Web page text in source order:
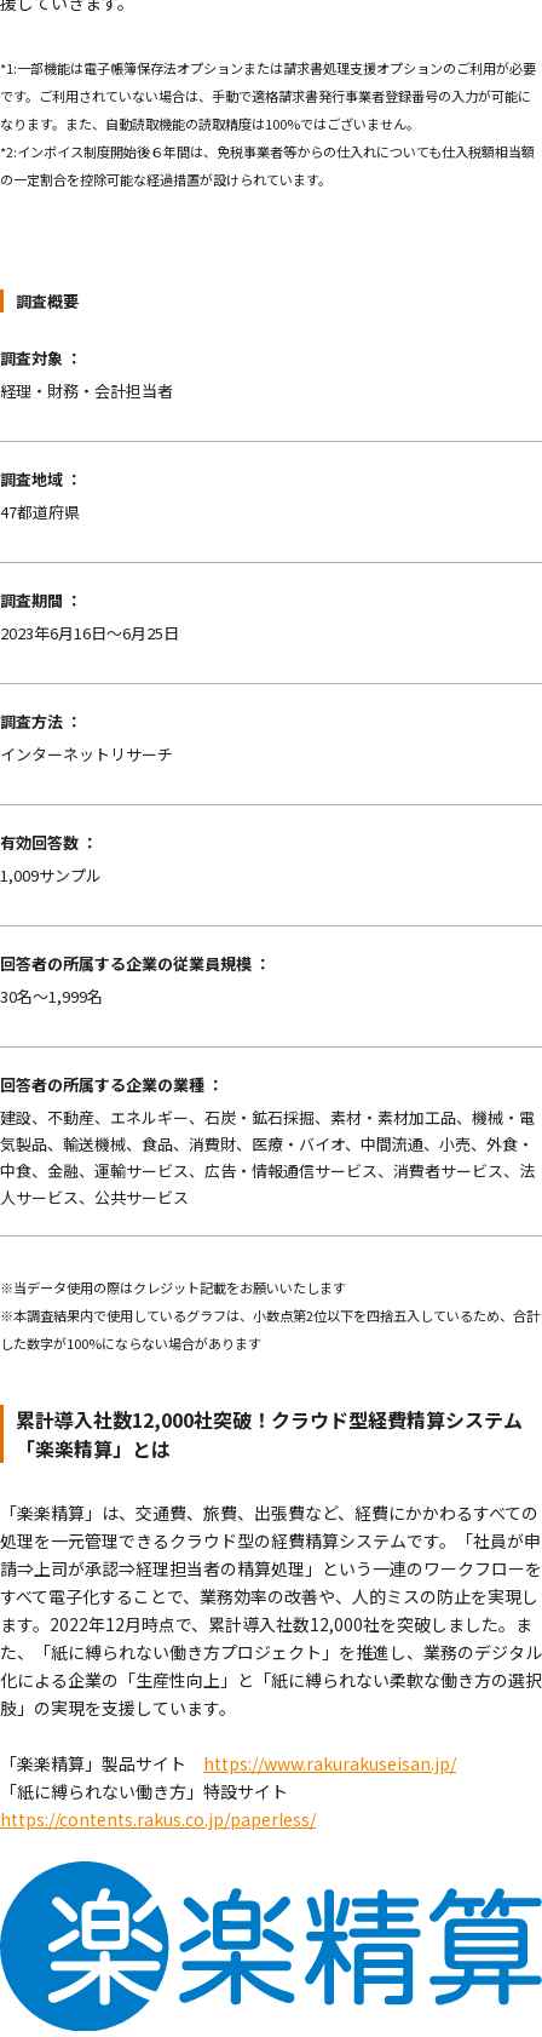
*1:一部機能は電子帳簿保存法オプションまたは請求書処理支援オプションのご利用が必要
です。ご利用されていない場合は、手動で適格請求書発行事業者登録番号の入力が可能に
なります。また、自動読取機能の読取精度は100%ではございません。
*2:インボイス制度開始後６年間は、免税事業者等からの仕入れについても仕入税額相当額
の一定割合を控除可能な経過措置が設けられています。
調査概要
調査対象 ：
経理・財務・会計担当者
調査地域 ：
47都道府県
調査期間 ：
2023年6月16日～6月25日
調査方法 ：
インターネットリサーチ
有効回答数 ：
1,009サンプル
回答者の所属する企業の従業員規模 ：
30名～1,999名
回答者の所属する企業の業種 ：
建設、不動産、エネルギー、石炭・鉱石採掘、素材・素材加工品、機械・電
気製品、輸送機械、食品、消費財、医療・バイオ、中間流通、小売、外食・
中食、金融、運輸サービス、広告・情報通信サービス、消費者サービス、法
人サービス、公共サービス
※当データ使用の際はクレジット記載をお願いいたします
※本調査結果内で使用しているグラフは、小数点第2位以下を四捨五入しているため、合計
した数字が100%にならない場合があります
累計導入社数12,000社突破！クラウド型経費精算システム
「楽楽精算」とは
「楽楽精算」は、交通費、旅費、出張費など、経費にかかわるすべての
処理を一元管理できるクラウド型の経費精算システムです。「社員が申
請⇒上司が承認⇒経理担当者の精算処理」という一連のワークフローを
すべて電子化することで、業務効率の改善や、人的ミスの防止を実現し
ます。2022年12月時点で、累計導入社数12,000社を突破しました。ま
た、「紙に縛られない働き方プロジェクト」を推進し、業務のデジタル
化による企業の「生産性向上」と「紙に縛られない柔軟な働き方の選択
肢」の実現を支援しています。
「楽楽精算」製品サイト https://www.rakurakuseisan.jp/
「紙に縛られない働き方」特設サイト
https://contents.rakus.co.jp/paperless/